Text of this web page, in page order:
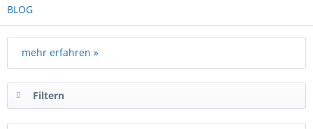
BLOG
mehr erfahren »
Filtern